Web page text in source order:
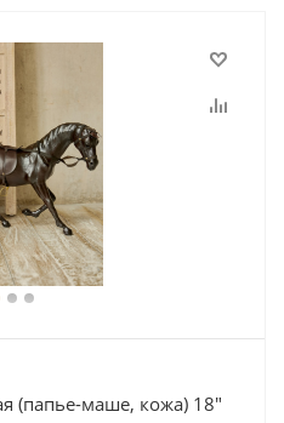
(папье-маше, кожа) 18"